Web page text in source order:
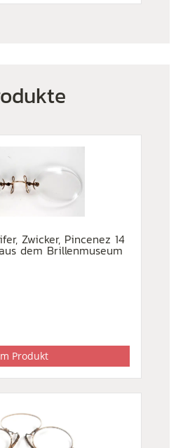
Zwicker, Pincenez 14
dem Brillenmuseum
Produkt